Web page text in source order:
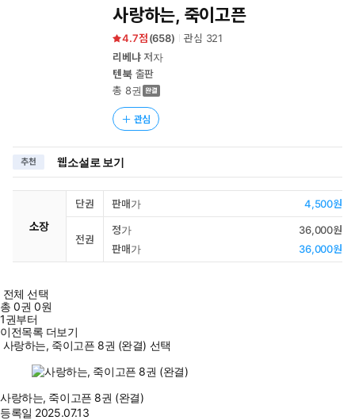
사랑하는, 죽이고픈
4.7 (658) 관심 321
리베냐저자
텐북출판
총 8권
관심
추천 웹소설로 보기
소장
단권 판매가 4,500원
전권
정가
36,000원
판매가
36,000원
전체 선택
총0권 0원
1권부터
이전목록 더보기
사랑하는, 죽이고픈 8권 (완결) 선택
사랑하는, 죽이고픈 8권 (완결)
등록일 2025.07.13